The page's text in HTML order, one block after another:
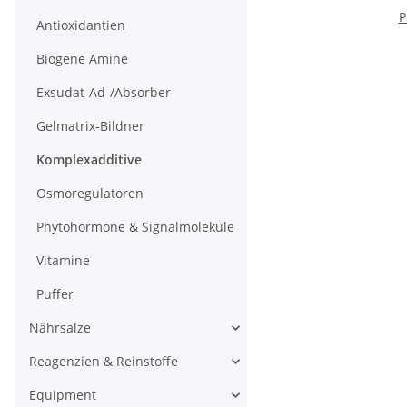
Antioxidantien
Biogene Amine
Exsudat-Ad-/Absorber
Gelmatrix-Bildner
Komplexadditive
Osmoregulatoren
Phytohormone & Signalmoleküle
Vitamine
Puffer
Nährsalze
Reagenzien & Reinstoffe
Equipment